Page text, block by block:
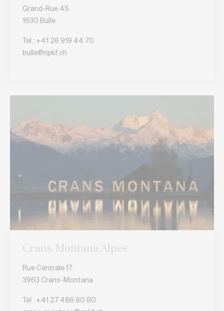
Grand-Rue 45
1630 Bulle
Tel : +41 26 919 44 70
bulle@npkf.ch
Crans-Montana Alpes
Rue Centrale 17
3963 Crans-Montana
Tel : +41 27 486 80 80